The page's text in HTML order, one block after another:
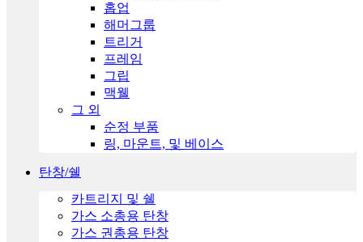
홉업
해머그룹
트리거
프레임
그립
맥웰
그 외
순정 부품
링, 마운트, 및 베이스
탄창/쉘
카트리지 및 쉘
가스 소총용 탄창
가스 권총용 탄창